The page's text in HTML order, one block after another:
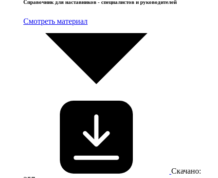
Справочник для наставников - специалистов и руководителей
Смотреть материал
Скачано: